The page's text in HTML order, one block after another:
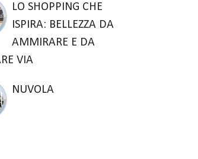
LO SHOPPING CHE
ISPIRA: BELLEZZA DA
AMMIRARE E DA
VIA
NUVOLA